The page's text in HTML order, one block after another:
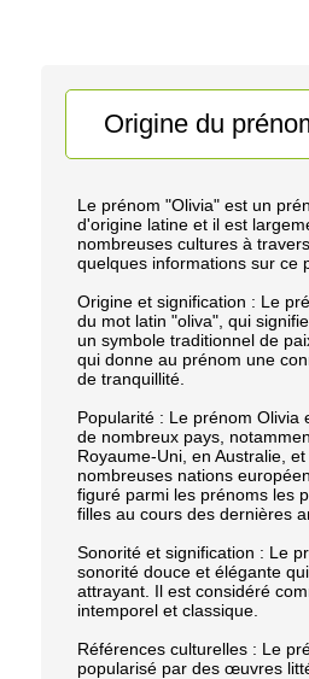
Origine du
Le prénom "Olivia" est un
d'origine latine et il est
nombreuses cultures à
quelques informations sur ce
Origine et signification : Le
du mot latin "oliva", qui
un symbole traditionnel de
qui donne au prénom une
de tranquillité.
Popularité : Le prénom Olivia
de nombreux pays,
Royaume-Uni, en Australie,
nombreuses nations
figuré parmi les prénoms les
filles au cours des dernières
Sonorité et signification : Le
sonorité douce et élégante
attrayant. Il est considéré
intemporel et classique.
Références culturelles : Le
popularisé par des œuvres